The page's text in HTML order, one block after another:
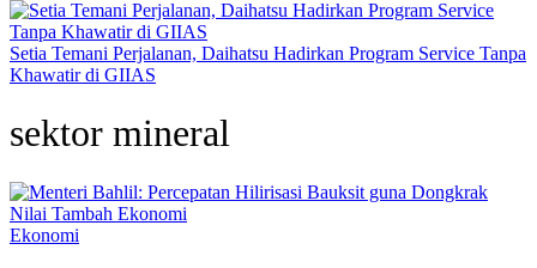
Setia Temani Perjalanan, Daihatsu Hadirkan Program Service Tanpa
Khawatir di GIIAS
sektor mineral
Ekonomi